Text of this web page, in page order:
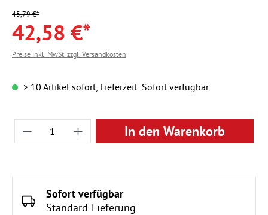
45,79 €*
42,58 €*
Preise inkl. MwSt. zzgl. Versandkosten
> 10 Artikel sofort, Lieferzeit: Sofort verfügbar
Produkt Anzahl: Gib den gewünschten
In den Warenkorb
Sofort verfügbar
Standard-Lieferung